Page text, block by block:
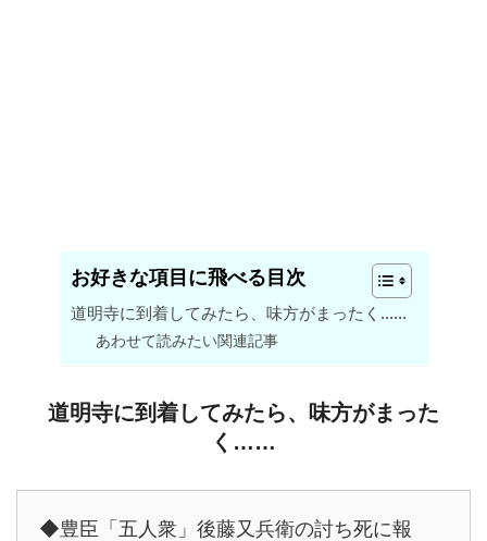
お好きな項目に飛べる目次
道明寺に到着してみたら、味方がまったく……
あわせて読みたい関連記事
道明寺に到着してみたら、味方がまった
く……
◆豊臣「五人衆」後藤又兵衛の討ち死に報